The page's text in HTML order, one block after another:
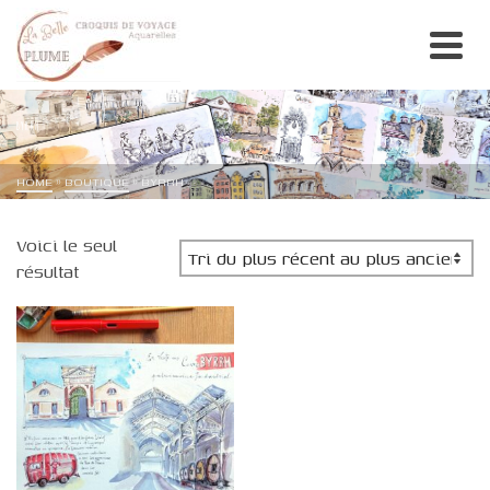
BYRRH
HOME»BOUTIQUE» BYRRH
Voici le seul
résultat